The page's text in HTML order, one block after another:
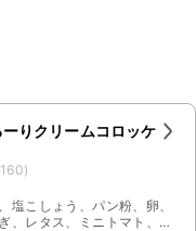
りクリームコロッケ
160)
塩こしょう、パン粉、卵、
、レタス、ミニトマト、有